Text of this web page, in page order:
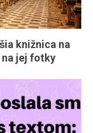
knižnica na
na jej fotky